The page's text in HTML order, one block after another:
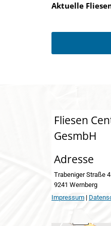
Aktuelle
Fliesen
GesmbH
Adresse
Trabeniger Straße 4
9241 Wernberg
Impressum |